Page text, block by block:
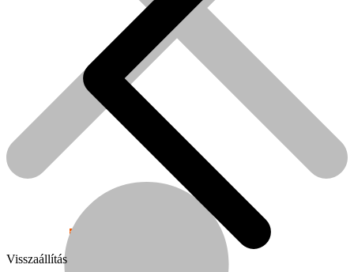
Népszerű!
Visszaállítás